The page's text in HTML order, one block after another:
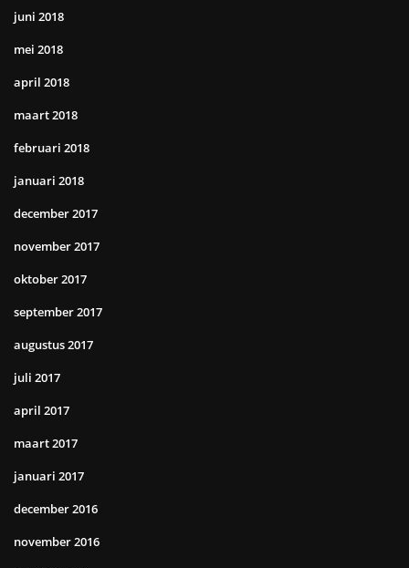
juni 2018
mei 2018
april 2018
maart 2018
februari 2018
januari 2018
december 2017
november 2017
oktober 2017
september 2017
augustus 2017
juli 2017
april 2017
maart 2017
januari 2017
december 2016
november 2016